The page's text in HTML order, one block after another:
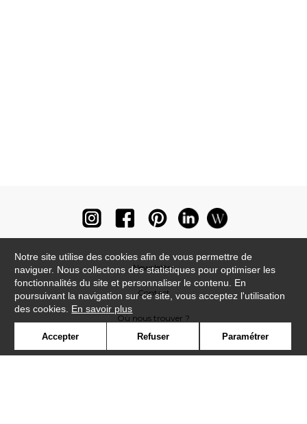
Newsletter
Contact
Où nous trouver ?
Notre site utilise des cookies afin de vous permettre de
naviguer. Nous collectons des statistiques pour optimiser les
fonctionnalités du site et personnaliser le contenu. En
poursuivant la navigation sur ce site, vous acceptez l'utilisation
des cookies. En savoir plus
Accepter Refuser Paramétrer